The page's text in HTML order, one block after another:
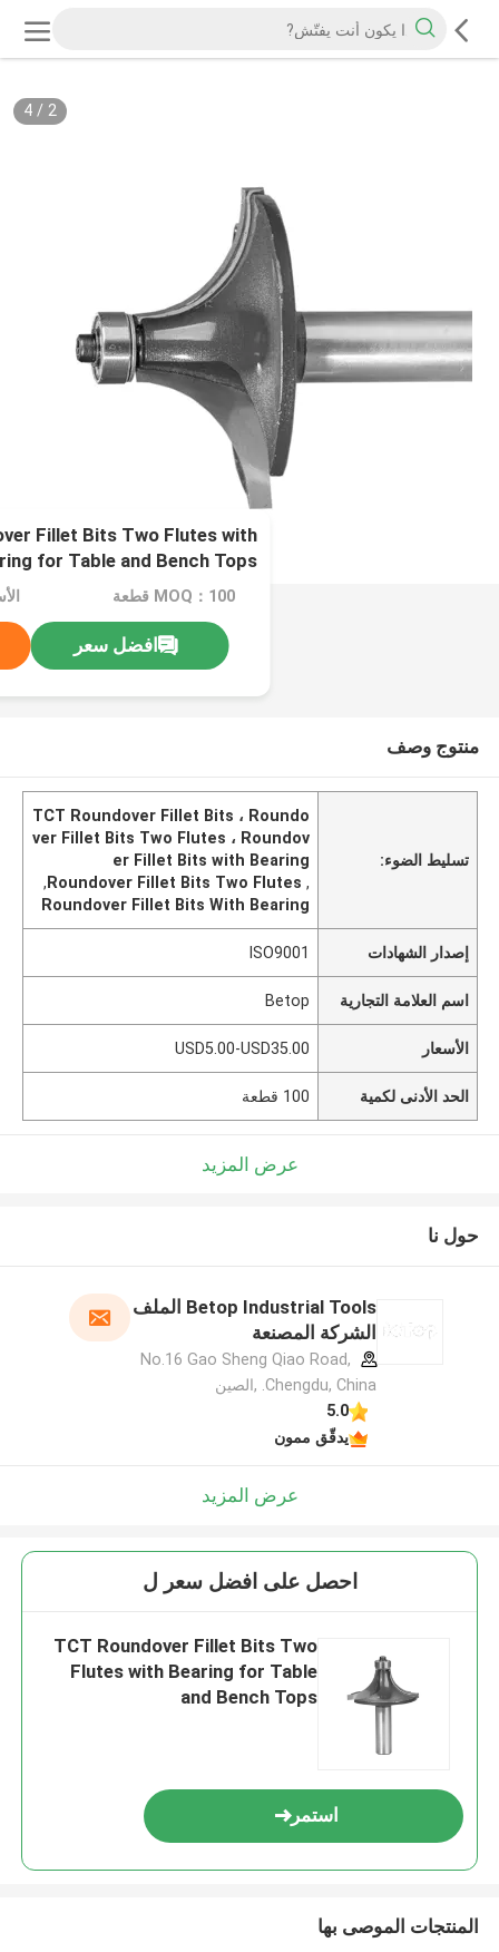
2
/
4
Fillet Bits Two Flutes with
for Table and Bench Tops
MOQ：100 قطعة
افضل سعر
منتوج وصف
تسليط الضوء:
TCT Roundover Fillet Bits ، Roundo
ver Fillet Bits Two Flutes ، Roundov
er Fillet Bits with Bearing
,
Roundover Fillet Bits Two Flutes
,
Roundover Fillet Bits With Bearing
إصدار الشهادات ISO9001
اسم العلامة التجارية Betop
الأسعار USD5.00-USD35.00
الحد الأدنى لكمية 100 قطعة
عرض المزيد
حول نا
Betop Industrial Tools الملف
الشركة المصنعة
No.16 Gao Sheng Qiao Road,
Chengdu, China. ,الصين
5.0
يدقّق ممون
عرض المزيد
احصل على افضل سعر ل
TCT Roundover Fillet Bits Two
Flutes with Bearing for Table
and Bench Tops
استمر
المنتجات الموصى بها